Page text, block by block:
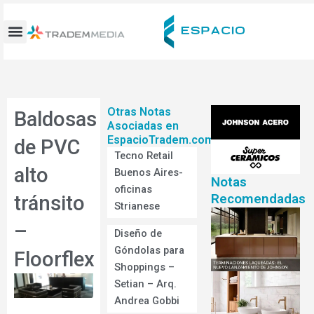
contenido
Baldosas
de PVC
alto
tránsito
–
Floorflex
Otras Notas
Asociadas en
EspacioTradem.com
Tecno Retail
Buenos Aires-
oficinas
Strianese
Diseño de
Góndolas para
Shoppings –
Setian – Arq.
Andrea Gobbi
Notas
Recomendadas